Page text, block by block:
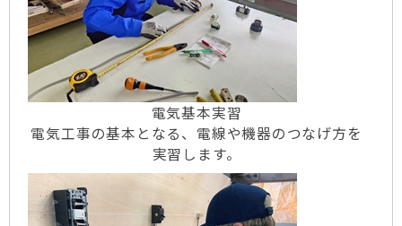
電気基本実習
電気工事の基本となる、電線や機器のつなげ方を
実習します。